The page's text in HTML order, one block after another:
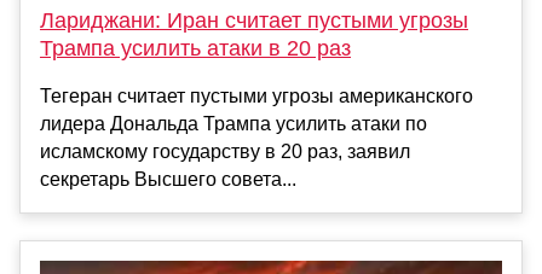
Лариджани: Иран считает пустыми угрозы
Трампа усилить атаки в 20 раз
Тегеран считает пустыми угрозы американского
лидера Дональда Трампа усилить атаки по
исламскому государству в 20 раз, заявил
секретарь Высшего совета...